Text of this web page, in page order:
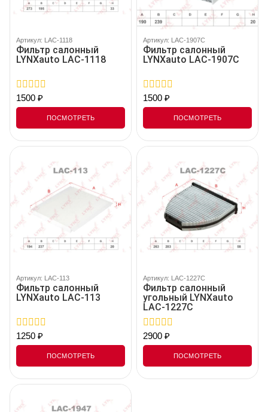
Артикул: LAC-1118
Фильтр салонный
LYNXauto LAC-1118
0
out
5
1500 ₽
ПОСМОТРЕТЬ
Артикул: LAC-1907C
Фильтр салонный
LYNXauto LAC-1907C
0
out
5
1500 ₽
ПОСМОТРЕТЬ
Артикул: LAC-113
Фильтр салонный
LYNXauto LAC-113
0
out
5
1250 ₽
ПОСМОТРЕТЬ
Артикул: LAC-1227C
Фильтр салонный
угольный LYNXauto
LAC-1227C
0
out
5
2900 ₽
ПОСМОТРЕТЬ